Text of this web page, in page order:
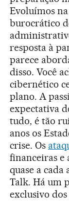
Evoluímos
burocrático
resposta à
parece
disso. Você
cibernético
plano. A
expectativa
tudo, é tão
anos os
crise. Os
financeiras e
quase a
Talk. Há um
exclusivo dos